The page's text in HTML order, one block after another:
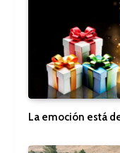
La emoción está